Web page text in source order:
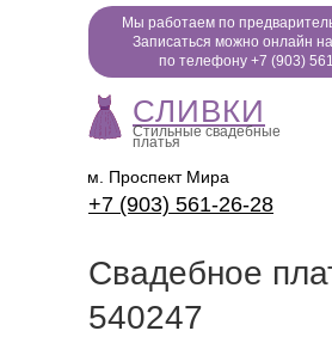
Мы работаем по
Записаться можно онлайн
по телефону +7 (903)
+7 (903) 561-26-28
СЛИВКИ
Стильные свадебные
платья
м. Проспект Мира
Свадебное
540247